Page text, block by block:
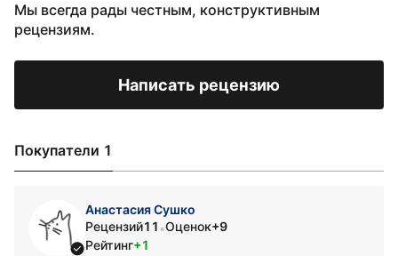
Мы всегда рады честным, конструктивным
рецензиям.
Написать рецензию
Покупатели 1
Анастасия Сушко
Рецензий11 •Оценок+9
Рейтинг+1